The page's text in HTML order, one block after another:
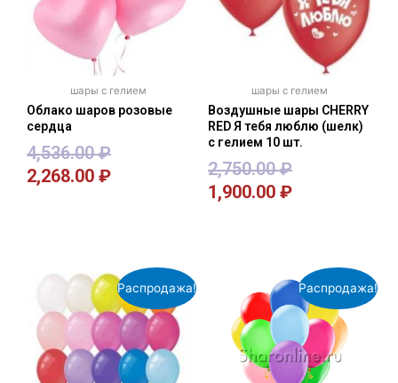
шары с гелием
Облако шаров розовые
сердца
4,536.00₽
2,268.00 ₽
шары с гелием
Воздушные шары CHERRY
RED Я тебя люблю (шелк)
с гелием 10 шт.
2,750.00₽
1,900.00 ₽
Распродажа! Распродажа!